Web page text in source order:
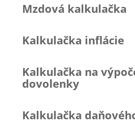
Mzdová kalkulačka
Kalkulačka inflácie
Kalkulačka na
dovolenky
Kalkulačka